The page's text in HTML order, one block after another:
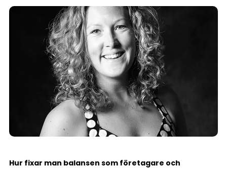
Hur fixar man balansen som företagare och